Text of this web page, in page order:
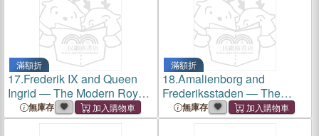
滿額折
17.Frederik IX and Queen
Ingrid ― The Modern Royal
Couple
無庫存
滿額折
18.Amalienborg and
Frederiksstaden ― The
Palace and the Royal
Quarter
無庫存